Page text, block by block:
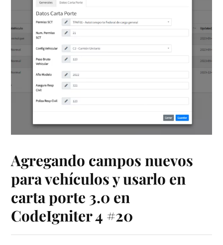
Agregando campos nuevos
para vehículos y usarlo en
carta porte 3.0 en
CodeIgniter 4 #20